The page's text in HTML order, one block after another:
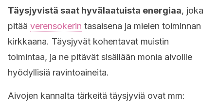
Täysjyvistä saat hyvälaatuista energiaa, joka
pitää verensokerin tasaisena ja mielen toiminnan
kirkkaana. Täysjyvät kohentavat muistin
toimintaa, ja ne pitävät sisällään monia aivoille
hyödyllisiä ravintoaineita.
Aivojen kannalta tärkeitä täysjyviä ovat mm: